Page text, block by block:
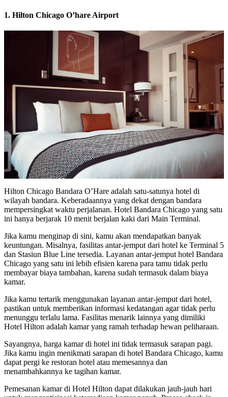
1. Hilton Chicago O’hare Airport
Hilton Chicago Bandara O’Hare adalah satu-satunya hotel di
wilayah bandara. Keberadaannya yang dekat dengan bandara
mempersingkat waktu perjalanan. Hotel Bandara Chicago yang satu
ini hanya berjarak 10 menit berjalan kaki dari Main Terminal.
Jika kamu menginap di sini, kamu akan mendapatkan banyak
keuntungan. Misalnya, fasilitas antar-jemput dari hotel ke Terminal 5
dan Stasiun Blue Line tersedia. Layanan antar-jemput hotel Bandara
Chicago yang satu ini lebih efisien karena para tamu tidak perlu
membayar biaya tambahan, karena sudah termasuk dalam biaya
kamar.
Jika kamu tertarik menggunakan layanan antar-jemput dari hotel,
pastikan untuk memberikan informasi kedatangan agar tidak perlu
menunggu terlalu lama. Fasilitas menarik lainnya yang dimiliki
Hotel Hilton adalah kamar yang ramah terhadap hewan peliharaan.
Sayangnya, harga kamar di hotel ini tidak termasuk sarapan pagi.
Jika kamu ingin menikmati sarapan di hotel Bandara Chicago, kamu
dapat pergi ke restoran hotel atau memesannya dan
menambahkannya ke tagihan kamar.
Pemesanan kamar di Hotel Hilton dapat dilakukan jauh-jauh hari